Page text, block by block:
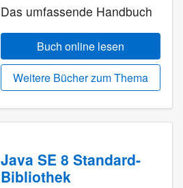
Das umfassende Handbuch
Buch online lesen
Weitere Bücher zum Thema
Java SE 8 Standard-
Bibliothek